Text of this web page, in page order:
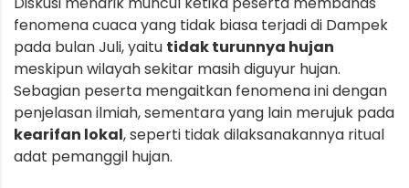
fenomena cuaca yang tidak biasa terjadi di Dampek
pada bulan Juli, yaitu tidak turunnya hujan
meskipun wilayah sekitar masih diguyur hujan.
Sebagian peserta mengaitkan fenomena ini dengan
penjelasan ilmiah, sementara yang lain merujuk pada
kearifan lokal, seperti tidak dilaksanakannya ritual
adat pemanggil hujan.